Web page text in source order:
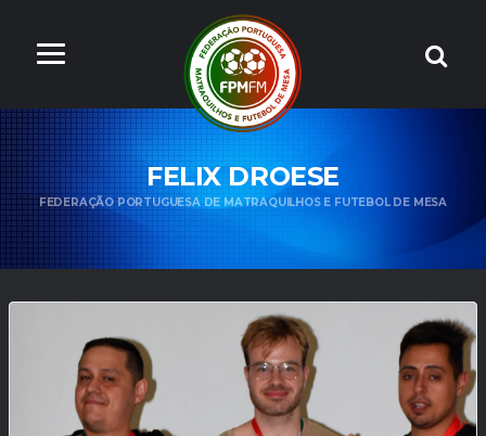
FELIX DROESE
FEDERAÇÃO PORTUGUESA DE MATRAQUILHOS E FUTEBOL DE MESA